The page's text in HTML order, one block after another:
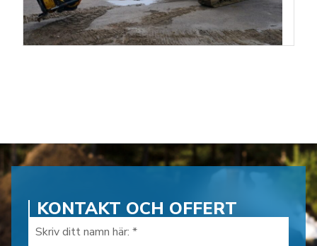
KONTAKT OCH OFFERT